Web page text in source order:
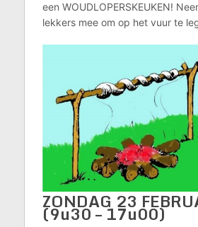
een WOUDLOPERSKEUKEN!
lekkers mee om op het vuur te
ZONDAG 23
(9u30 – 17u00)